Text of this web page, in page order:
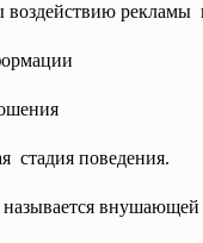
рекламы
стадия поведения.
называется внушающей